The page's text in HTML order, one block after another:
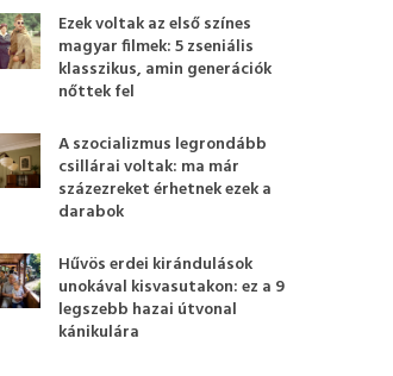
Ezek voltak az első színes
magyar filmek: 5 zseniális
klasszikus, amin generációk
nőttek fel
A szocializmus legrondább
csillárai voltak: ma már
százezreket érhetnek ezek a
darabok
Hűvös erdei kirándulások
unokával kisvasutakon: ez a 9
legszebb hazai útvonal
kánikulára